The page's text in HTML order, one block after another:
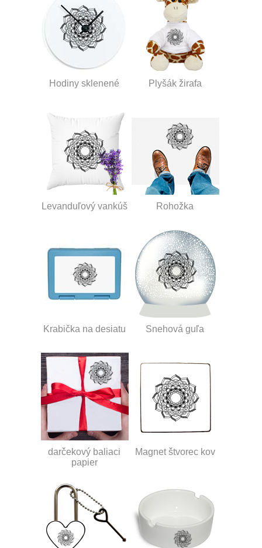
Hodiny sklenené Plyšák žirafa
Levanduľový vankúš Rohožka
Krabička na desiatu Snehová guľa
darčekový baliaci
papier
Magnet štvorec kov